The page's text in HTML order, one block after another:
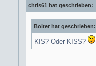
chris61 hat geschrieben:
Bolter hat geschrieben:
KIS? Oder KISS?